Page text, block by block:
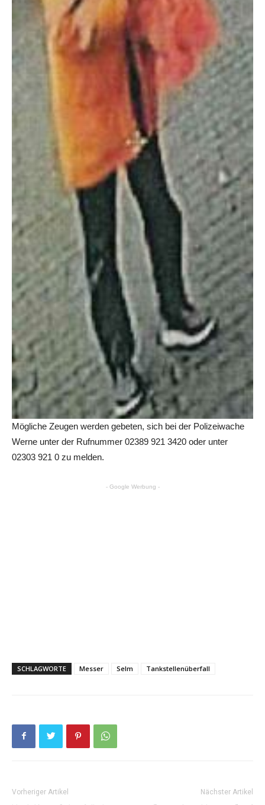
Mögliche Zeugen werden gebeten, sich bei der Polizeiwache
Werne unter der Rufnummer 02389 921 3420 oder unter
02303 921 0 zu melden.
- Google Werbung -
SCHLAGWORTE Messer Selm Tankstellenüberfall
Vorheriger Artikel Nächster Artikel